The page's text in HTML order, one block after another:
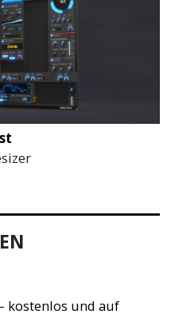
kostenlos und auf